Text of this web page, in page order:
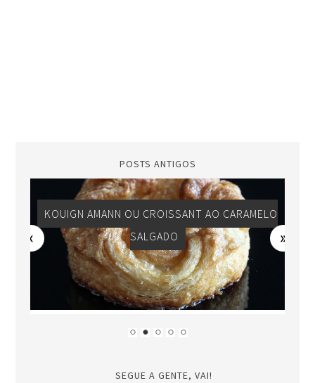
POSTS ANTIGOS
KOUIGN AMANN OU CROISSANT AO CARAMELO
SALGADO
SEGUE A GENTE, VAI!